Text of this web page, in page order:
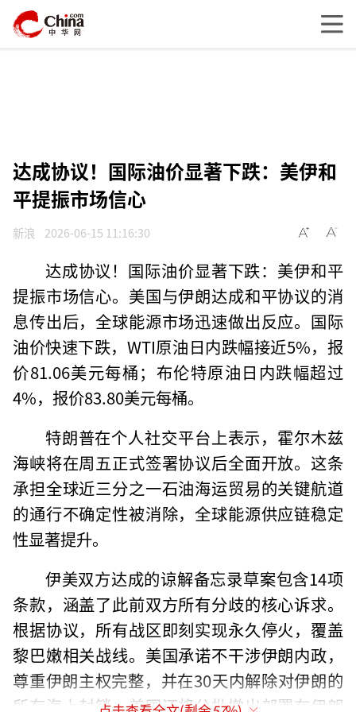
达成协议！国际油价显著下跌：美伊和
平提振市场信心
新浪 2026-06-15 11:16:30
达成协议！国际油价显著下跌：美伊和平
提振市场信心。美国与伊朗达成和平协议的消
息传出后，全球能源市场迅速做出反应。国际
油价快速下跌，WTI原油日内跌幅接近5%，报
价81.06美元每桶；布伦特原油日内跌幅超过
4%，报价83.80美元每桶。
特朗普在个人社交平台上表示，霍尔木兹
海峡将在周五正式签署协议后全面开放。这条
承担全球近三分之一石油海运贸易的关键航道
的通行不确定性被消除，全球能源供应链稳定
性显著提升。
伊美双方达成的谅解备忘录草案包含14项
条款，涵盖了此前双方所有分歧的核心诉求。
根据协议，所有战区即刻实现永久停火，覆盖
黎巴嫩相关战线。美国承诺不干涉伊朗内政，
尊重伊朗主权完整，并在30天内解除对伊朗的
所有海上封锁。美国还将分批撤出部署在伊朗